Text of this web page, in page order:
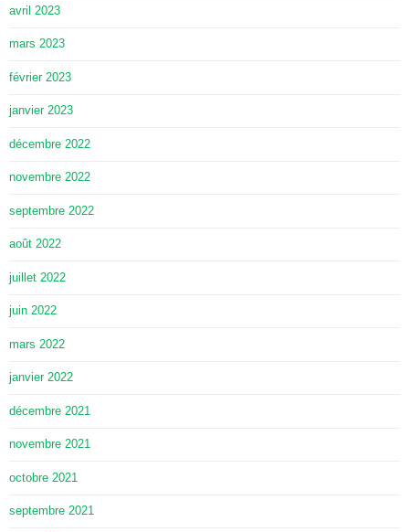
avril 2023
mars 2023
février 2023
janvier 2023
décembre 2022
novembre 2022
septembre 2022
août 2022
juillet 2022
juin 2022
mars 2022
janvier 2022
décembre 2021
novembre 2021
octobre 2021
septembre 2021